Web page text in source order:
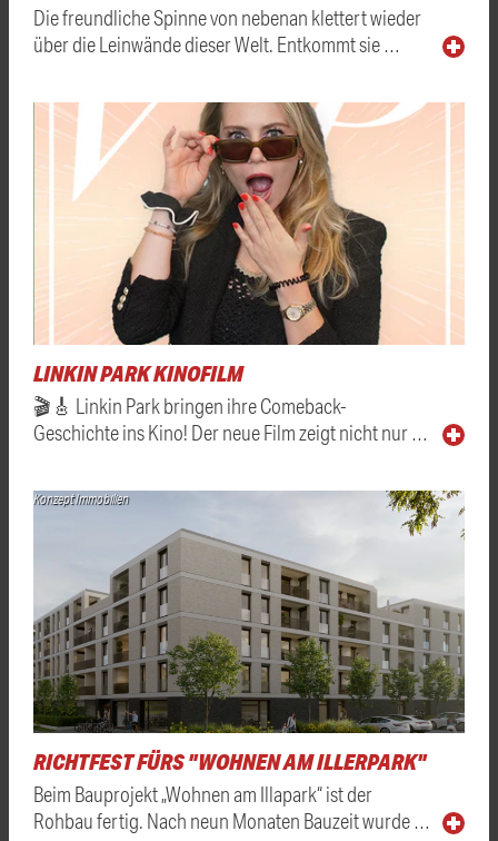
Die freundliche Spinne von nebenan klettert wieder
über die Leinwände dieser Welt. Entkommt sie …
LINKIN PARK KINOFILM
🎬🎸 Linkin Park bringen ihre Comeback-
Geschichte ins Kino! Der neue Film zeigt nicht nur …
Konzept Immobilien
RICHTFEST FÜRS "WOHNEN AM ILLERPARK"
Beim Bauprojekt „Wohnen am Illapark“ ist der
Rohbau fertig. Nach neun Monaten Bauzeit wurde …